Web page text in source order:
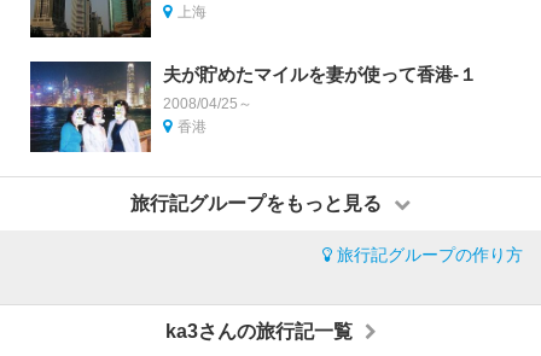
上海
夫が貯めたマイルを妻が使って香港-１
2008/04/25～
香港
旅行記グループをもっと見る
旅行記グループの作り方
ka3さんの旅行記一覧